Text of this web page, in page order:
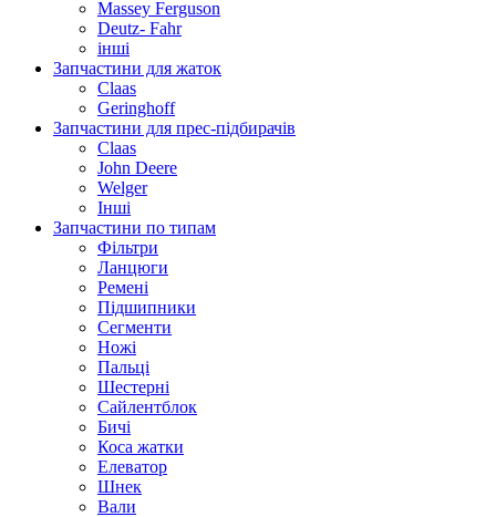
Massey Ferguson
Deutz- Fahr
інші
Запчастини для жаток
Claas
Geringhoff
Запчастини для прес-підбирачів
Claas
John Deere
Welger
Інші
Запчастини по типам
Фільтри
Ланцюги
Ремені
Підшипники
Сегменти
Ножі
Пальці
Шестерні
Сайлентблок
Бичі
Коса жатки
Елеватор
Шнек
Вали